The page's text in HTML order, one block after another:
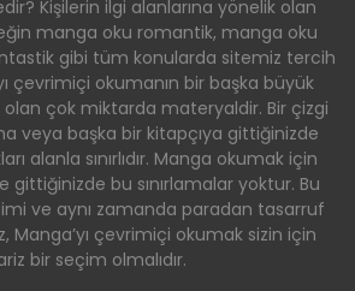
Kişilerin ilgi alanlarına yönelik olan
manga oku romantik, manga oku
gibi tüm konularda sitemiz tercih
çevrimiçi okumanın bir başka büyük
çok miktarda materyaldir. Bir çizgi
veya başka bir kitapçıya gittiğinizde
alanla sınırlıdır. Manga okumak için
gittiğinizde bu sınırlamalar yoktur. Bu
ve aynı zamanda paradan tasarruf
Manga’yı çevrimiçi okumak sizin için
bir seçim olmalıdır.